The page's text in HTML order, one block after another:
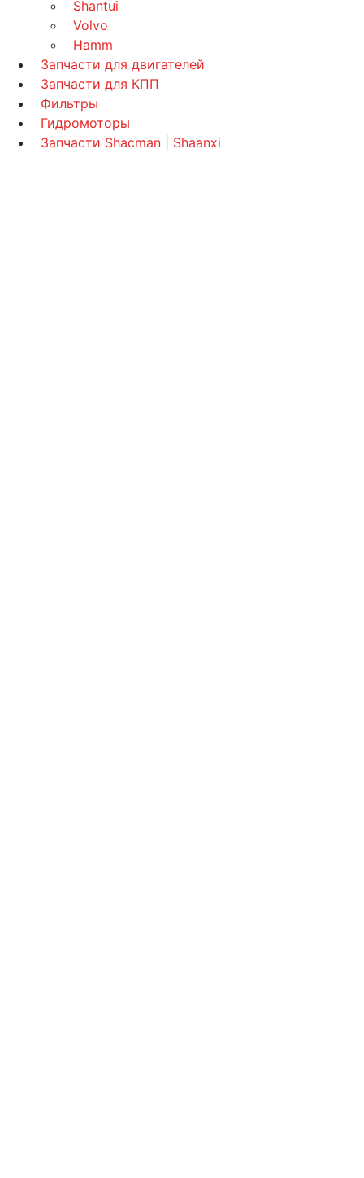
Shantui
Volvo
Hamm
Запчасти для двигателей
Запчасти для КПП
Фильтры
Гидромоторы
Запчасти Shacman | Shaanxi